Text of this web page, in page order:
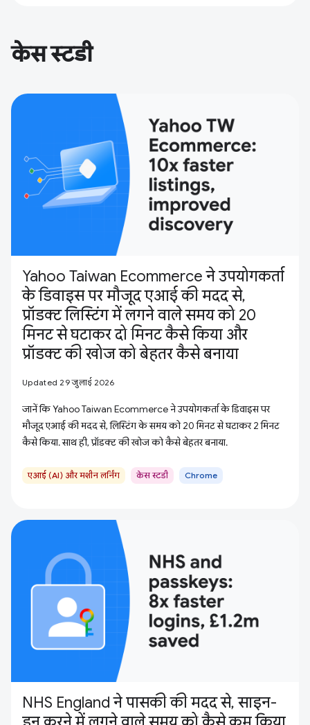
केस स्टडी
Yahoo Taiwan Ecommerce ने उपयोगकर्ता
के डिवाइस पर मौजूद एआई की मदद से,
प्रॉडक्ट लिस्टिंग में लगने वाले समय को 20
मिनट से घटाकर दो मिनट कैसे किया और
प्रॉडक्ट की खोज को बेहतर कैसे बनाया
Updated 29 जुलाई 2026
जानें कि Yahoo Taiwan Ecommerce ने उपयोगकर्ता के डिवाइस पर
मौजूद एआई की मदद से, लिस्टिंग के समय को 20 मिनट से घटाकर 2 मिनट
कैसे किया. साथ ही, प्रॉडक्ट की खोज को कैसे बेहतर बनाया.
एआई (AI) और मशीन लर्निंग केस स्टडी Chrome
NHS England ने पासकी की मदद से, साइन-